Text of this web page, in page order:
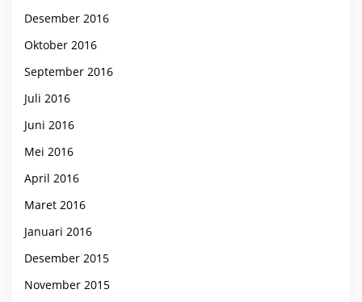
Desember 2016
Oktober 2016
September 2016
Juli 2016
Juni 2016
Mei 2016
April 2016
Maret 2016
Januari 2016
Desember 2015
November 2015